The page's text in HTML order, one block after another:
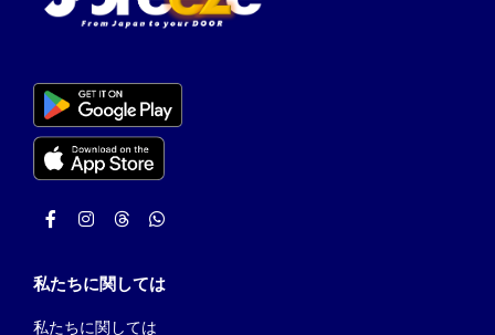
私たちに関しては
私たちに関しては